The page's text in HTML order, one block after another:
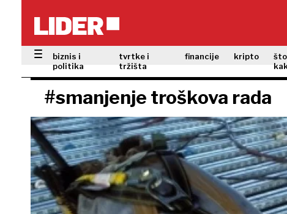
biznis i
politika
tvrtke i
tržišta
financije kripto
#smanjenje troškova rada